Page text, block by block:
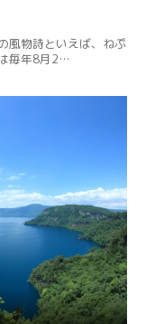
風物詩といえば、ねぷ
毎年8月2…